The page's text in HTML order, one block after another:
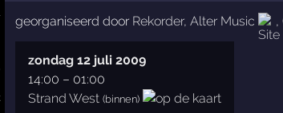
georganiseerd door Rekorder, Alter Music ,
zondag 12 juli 2009
14:00 – 01:00
Strand West (binnen)